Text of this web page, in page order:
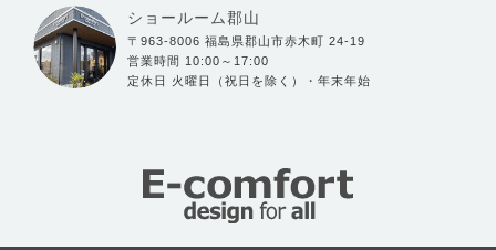
ショールーム郡山
〒963-8006 福島県郡山市赤木町 24-19
営業時間 10:00～17:00
定休日 火曜日（祝日を除く）・年末年始